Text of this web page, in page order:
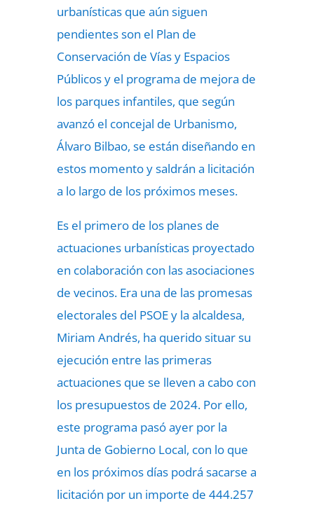
urbanísticas que aún siguen
pendientes son el Plan de
Conservación de Vías y Espacios
Públicos y el programa de mejora de
los parques infantiles, que según
avanzó el concejal de Urbanismo,
Álvaro Bilbao, se están diseñando en
estos momento y saldrán a licitación
a lo largo de los próximos meses.
Es el primero de los planes de
actuaciones urbanísticas proyectado
en colaboración con las asociaciones
de vecinos. Era una de las promesas
electorales del PSOE y la alcaldesa,
Miriam Andrés, ha querido situar su
ejecución entre las primeras
actuaciones que se lleven a cabo con
los presupuestos de 2024. Por ello,
este programa pasó ayer por la
Junta de Gobierno Local, con lo que
en los próximos días podrá sacarse a
licitación por un importe de 444.257